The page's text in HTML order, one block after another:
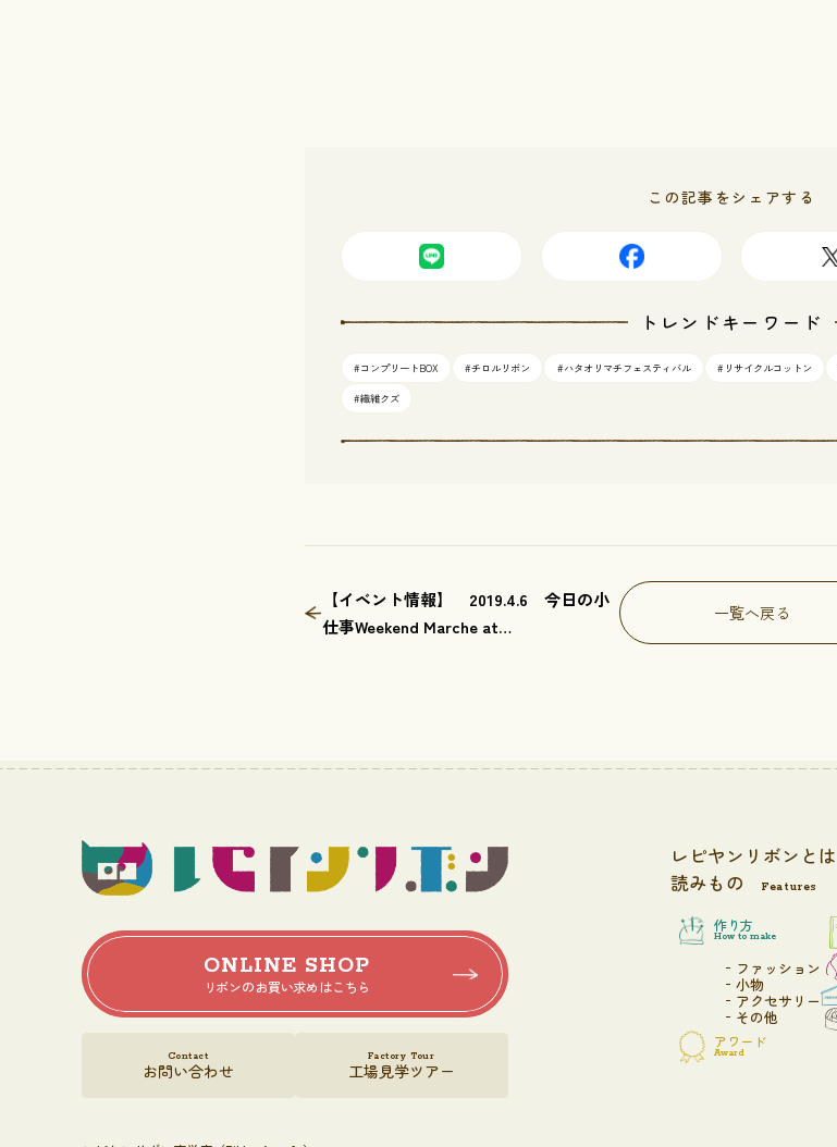
この記事をシェアする
トレンドキーワード
#コンプリートBOX #チロルリボン #ハタオリマチフェスティバル #リサイクルコットン
#繊維クズ
【イベント情報】 2019.4.6 今日の小
仕事Weekend Marche at
一覧へ戻る
ONLINE SHOP
リボンのお買い求めはこちら
Contact
お問い合わせ
Factory Tour
工場見学ツアー
レピヤンリボンとは
読みもの Features
作り方
How to make
ファッション
小物
アクセサリー
その他
アワード
Award